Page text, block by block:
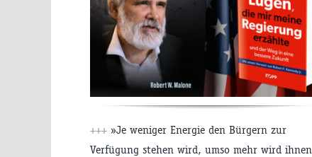
+++ »Je weniger Energie den Bürgern zur
Verfügung stehen wird, umso mehr wird ihnen